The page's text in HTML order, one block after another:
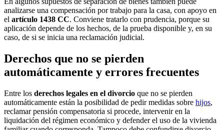
analizarse una compensación por trabajo para la casa, con apoyo en
el artículo 1438 CC. Conviene tratarlo con prudencia, porque su
aplicación depende de los hechos, de la prueba disponible y, en su
caso, de si se inicia una reclamación judicial.
Derechos que no se pierden
automáticamente y errores frecuentes
Entre los derechos legales en el divorcio que no se pierden
automáticamente están la posibilidad de pedir medidas sobre hijos,
reclamar pensión compensatoria si procede, intervenir en la
liquidación del régimen económico y defender el uso de la vivienda